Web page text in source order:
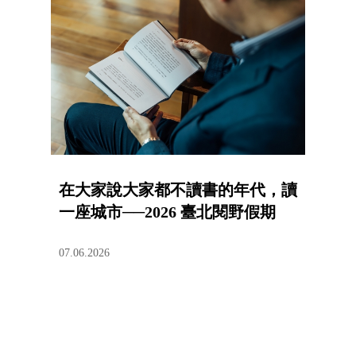
在大家說大家都不讀書的年代，讀
一座城市──2026 臺北閱野假期
07.06.2026